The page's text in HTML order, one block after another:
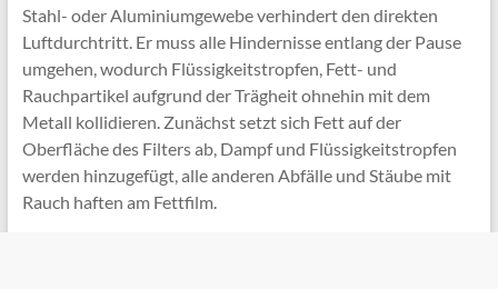
Stahl- oder Aluminiumgewebe verhindert den direkten
Luftdurchtritt. Er muss alle Hindernisse entlang der Pause
umgehen, wodurch Flüssigkeitstropfen, Fett- und
Rauchpartikel aufgrund der Trägheit ohnehin mit dem
Metall kollidieren. Zunächst setzt sich Fett auf der
Oberfläche des Filters ab, Dampf und Flüssigkeitstropfen
werden hinzugefügt, alle anderen Abfälle und Stäube mit
Rauch haften am Fettfilm.